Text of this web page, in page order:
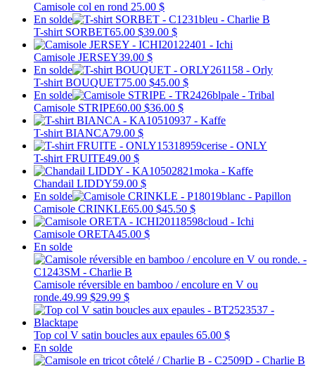
Camisole col en rond 25.00 $
En solde
T-shirt SORBET65.00 $39.00 $
Camisole JERSEY39.00 $
En solde
T-shirt BOUQUET75.00 $45.00 $
En solde
Camisole STRIPE60.00 $36.00 $
T-shirt BIANCA79.00 $
T-shirt FRUITE49.00 $
Chandail LIDDY59.00 $
En solde
Camisole CRINKLE65.00 $45.50 $
Camisole ORETA45.00 $
En solde
Camisole réversible en bamboo / encolure en V ou
ronde.49.99 $29.99 $
Top col V satin boucles aux epaules 65.00 $
En solde